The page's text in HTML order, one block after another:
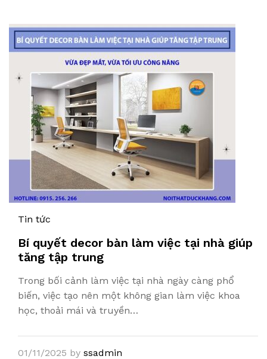
Tin tức
Bí quyết decor bàn làm việc tại nhà giúp
tăng tập trung
Trong bối cảnh làm việc tại nhà ngày càng phổ
biến, việc tạo nên một không gian làm việc khoa
học, thoải mái và truyền…
01/11/2025 by ssadmin